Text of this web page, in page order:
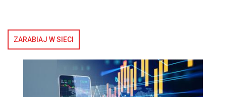
ZARABIAJ W SIECI